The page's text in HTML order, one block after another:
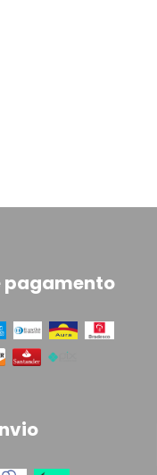
pagamento